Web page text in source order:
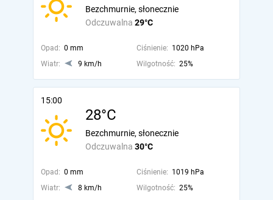
Odczuwalna 29°C
Bezchmurnie, słonecznie
Opad: 0 mm Ciśnienie: 1020 hPa
Wiatr:
9 km/h Wilgotność: 25%
15:00
28°C
Odczuwalna 30°C
Bezchmurnie, słonecznie
Opad: 0 mm Ciśnienie: 1019 hPa
Wiatr:
8 km/h Wilgotność: 25%